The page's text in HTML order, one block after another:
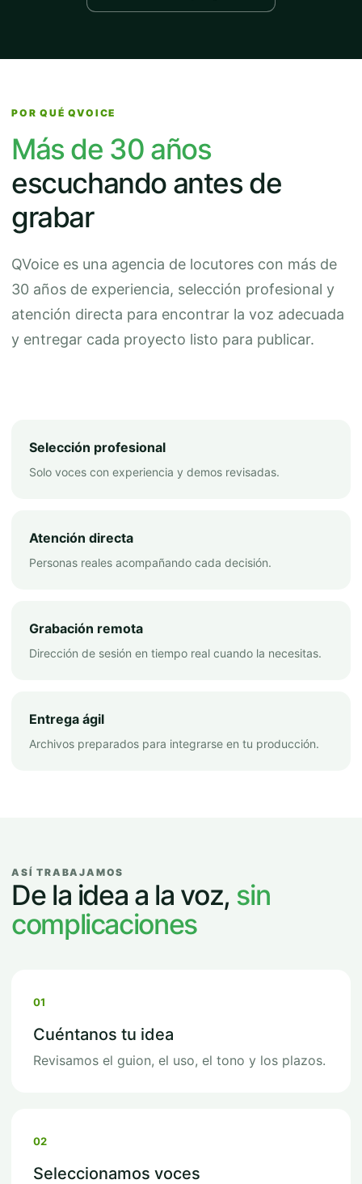
POR QUÉ QVOICE
Más de 30 años
escuchando antes de
grabar
QVoice es una agencia de locutores con más de
30 años de experiencia, selección profesional y
atención directa para encontrar la voz adecuada
y entregar cada proyecto listo para publicar.
Selección profesional
Solo voces con experiencia y demos revisadas.
Atención directa
Personas reales acompañando cada decisión.
Grabación remota
Dirección de sesión en tiempo real cuando la necesitas.
Entrega ágil
Archivos preparados para integrarse en tu producción.
ASÍ TRABAJAMOS
De la idea a la voz, sin
complicaciones
01
Cuéntanos tu idea
Revisamos el guion, el uso, el tono y los plazos.
02
Seleccionamos voces